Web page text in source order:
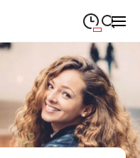
Suche schließen
09:00—19:00
09:00—19:00
09:00—19:00